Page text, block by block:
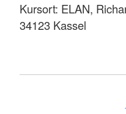
Kursort: ELAN,
34123 Kassel